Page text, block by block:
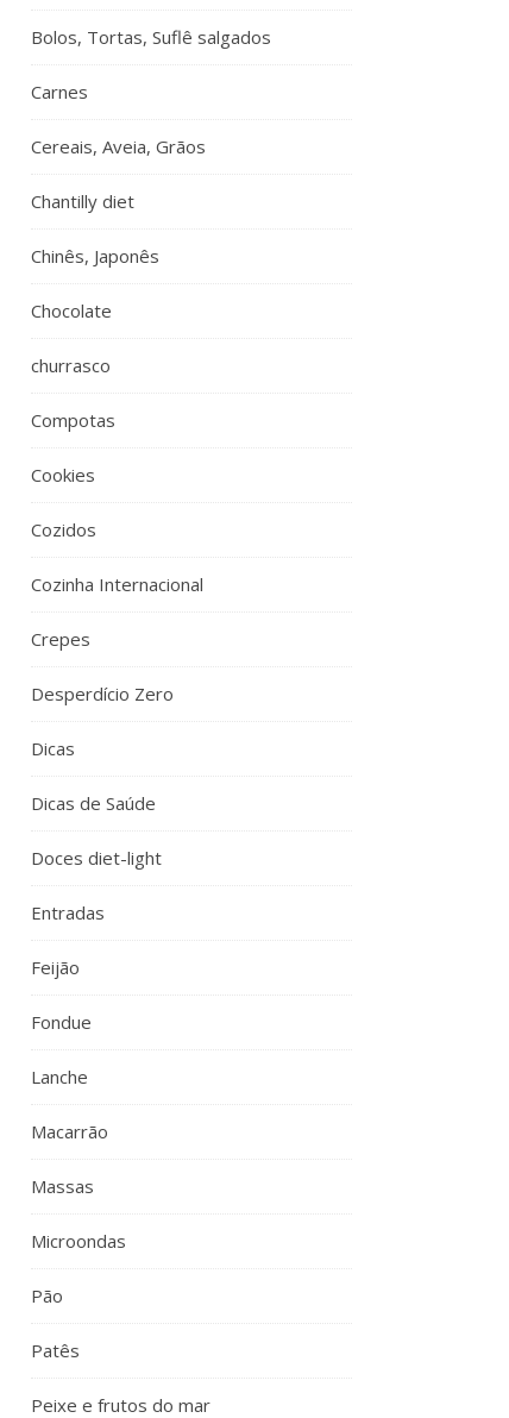
Bolos, Tortas, Suflê salgados
Carnes
Cereais, Aveia, Grãos
Chantilly diet
Chinês, Japonês
Chocolate
churrasco
Compotas
Cookies
Cozidos
Cozinha Internacional
Crepes
Desperdício Zero
Dicas
Dicas de Saúde
Doces diet-light
Entradas
Feijão
Fondue
Lanche
Macarrão
Massas
Microondas
Pão
Patês
Peixe e frutos do mar